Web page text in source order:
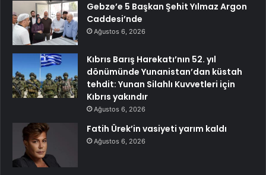
Gebze’e 5 Başkan Şehit Yılmaz Argon
Caddesi’nde
Ağustos 6, 2026
Kıbrıs Barış Harekatı’nın 52. yıl
dönümünde Yunanistan’dan küstah
tehdit: Yunan Silahlı Kuvvetleri için
Kıbrıs yakındır
Ağustos 6, 2026
Fatih Ürek’in vasiyeti yarım kaldı
Ağustos 6, 2026